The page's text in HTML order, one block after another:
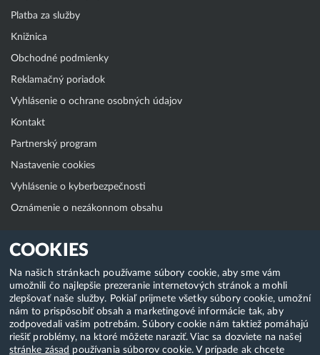
COOKIES
Na našich stránkach používame súbory cookie, aby sme vám
umožnili čo najlepšie prezeranie internetových stránok a mohli
zlepšovať naše služby. Pokiaľ prijmete všetky súbory cookie, umožní
nám to prispôsobiť obsah a marketingové informácie tak, aby
zodpovedali vašim potrebám. Súbory cookie nám taktiež pomáhajú
riešiť problémy, na ktoré môžete naraziť. Viac sa dozviete na našej
stránke zásad používania súborov cookie. V prípade ak chcete
Platba za služby
Knižnica
Obchodné podmienky
Reklamačný poriadok
Vyhlásenie o ochrane osobných údajov
Kontakt
Partnerský program
Nastavenie cookies
Vyhlásenie o kyberbezpečnosti
Oznámenie o nezákonnom obsahu
Klientská zóna
WebAdmin
WebMail
Zmena hesla (E-mail, FTP, SSH)
Webhosting
Domény